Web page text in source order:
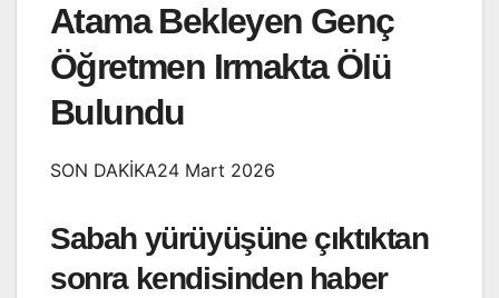
Atama Bekleyen Genç
Öğretmen Irmakta Ölü
Bulundu
SON DAKİKA24 Mart 2026
Sabah yürüyüşüne çıktıktan
sonra kendisinden haber